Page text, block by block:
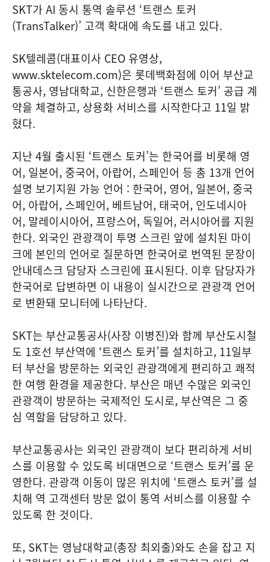
SKT가 AI 동시 통역 솔루션 ‘트랜스 토커
(TransTalker)’ 고객 확대에 속도를 내고 있다.
SK텔레콤(대표이사 CEO 유영상,
www.sktelecom.com)은 롯데백화점에 이어 부산교
통공사, 영남대학교, 신한은행과 ‘트랜스 토커’ 공급 계
약을 체결하고, 상용화 서비스를 시작한다고 11일 밝
혔다.
지난 4월 출시된 ‘트랜스 토커’는 한국어를 비롯해 영
어, 일본어, 중국어, 아랍어, 스페인어 등 총 13개 언어
설명 보기지원 가능 언어 : 한국어, 영어, 일본어, 중국
어, 아랍어, 스페인어, 베트남어, 태국어, 인도네시아
어, 말레이시아어, 프랑스어, 독일어, 러시아어를 지원
한다. 외국인 관광객이 투명 스크린 앞에 설치된 마이
크에 본인의 언어로 질문하면 한국어로 번역된 문장이
안내데스크 담당자 스크린에 표시된다. 이후 담당자가
한국어로 답변하면 이 내용이 실시간으로 관광객 언어
로 변환돼 모니터에 나타난다.
SKT는 부산교통공사(사장 이병진)와 함께 부산도시철
도 1호선 부산역에 ‘트랜스 토커’를 설치하고, 11일부
터 부산을 방문하는 외국인 관광객에게 편리하고 쾌적
한 여행 환경을 제공한다. 부산은 매년 수많은 외국인
관광객이 방문하는 국제적인 도시로, 부산역은 그 중
심 역할을 담당하고 있다.
부산교통공사는 외국인 관광객이 보다 편리하게 서비
스를 이용할 수 있도록 비대면으로 ‘트랜스 토커’를 운
영한다. 관광객 이동이 많은 위치에 ‘트랜스 토커’를 설
치해 역 고객센터 방문 없이 통역 서비스를 이용할 수
있도록 한 것이다.
또, SKT는 영남대학교(총장 최외출)와도 손을 잡고 지